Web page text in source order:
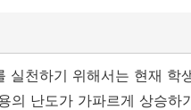
천하기 위해서는 현재 학
난도가 가파르게 상승하